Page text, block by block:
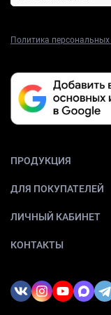
Политика
ПРОДУКЦИЯ
ДЛЯ ПОКУПАТЕЛЕЙ
ЛИЧНЫЙ КАБИНЕТ
КОНТАКТЫ